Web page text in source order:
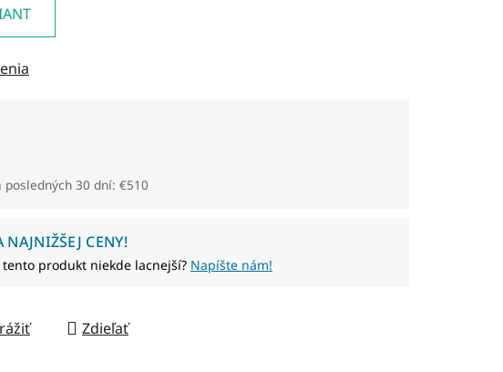
posledných 30 dní: €510
NAJNIŽŠEJ CENY!
tento produkt niekde lacnejší? Napíšte nám!
Zdieľať